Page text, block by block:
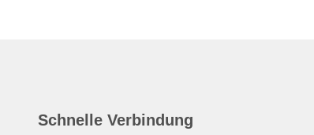
Schnelle Verbindung